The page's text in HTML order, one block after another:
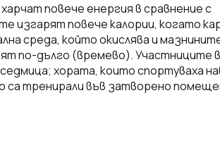
повече енергия в сравнение с
изгарят повече калории, когато
среда, който окислява и
по-дълго (времево). Участниците в
хората, които спортуваха
са тренирали във затворено